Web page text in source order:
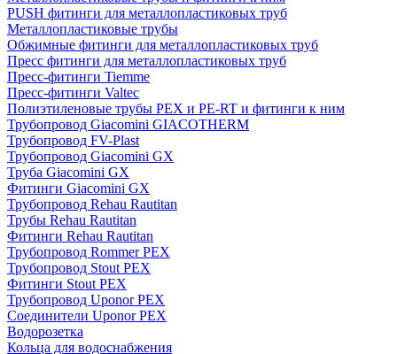
PUSH фитинги для металлопластиковых труб
Металлопластиковые трубы
Обжимные фитинги для металлопластиковых труб
Пресс фитинги для металлопластиковых труб
Пресс-фитинги Tiemme
Пресс-фитинги Valtec
Полиэтиленовые трубы PEX и PE-RT и фитинги к ним
Трубопровод Giacomini GIACOTHERM
Трубопровод FV-Plast
Трубопровод Giacomini GX
Труба Giacomini GX
Фитинги Giacomini GX
Трубопровод Rehau Rautitan
Трубы Rehau Rautitan
Фитинги Rehau Rautitan
Трубопровод Rommer PEX
Трубопровод Stout PEX
Фитинги Stout PEX
Трубопровод Uponor PEX
Соединители Uponor PEX
Водорозетка
Кольца для водоснабжения